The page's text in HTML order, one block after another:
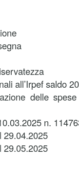
all’Irpef saldo
delle
n.
29.04.2025
29.05.2025